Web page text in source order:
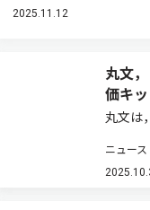
2025.11.12
丸文
価キ
丸文は
アコー
トの提
ニュース